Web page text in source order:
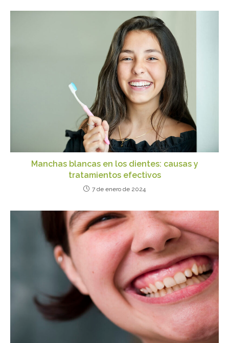
Manchas blancas en los dientes: causas y
tratamientos efectivos
7 de enero de 2024